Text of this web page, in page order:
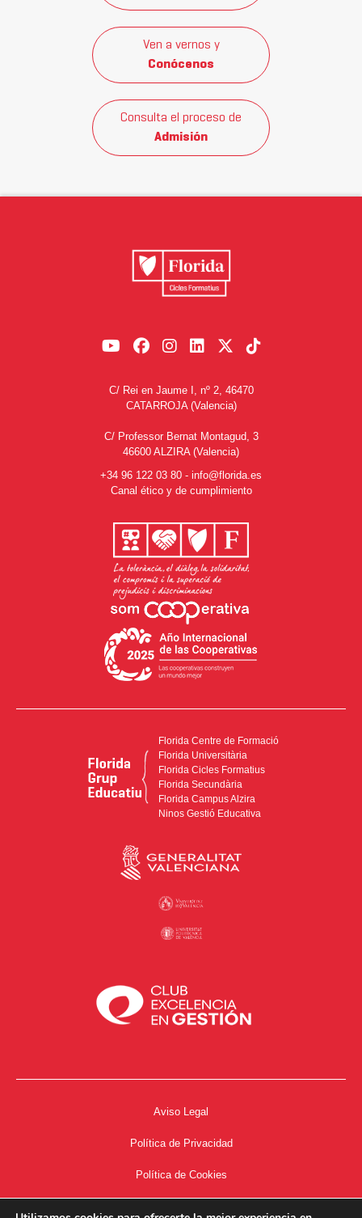
Ven a vernos y
Conócenos
Consulta el proceso de
Admisión
C/ Rei en Jaume I, nº 2, 46470
CATARROJA (Valencia)
C/ Professor Bernat Montagud, 3
46600 ALZIRA (Valencia)
+34 96 122 03 80 - info@florida.es
Canal ético y de cumplimiento
Florida Centre de Formació
Florida Universitària
Florida Cicles Formatius
Florida Secundària
Florida Campus Alzira
Ninos Gestió Educativa
Aviso Legal
Política de Privacidad
Política de Cookies